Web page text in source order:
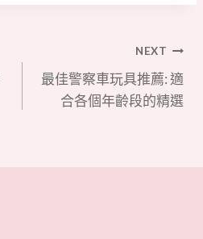
NEXT
最佳警察車玩具推薦: 適
合各個年齡段的精選